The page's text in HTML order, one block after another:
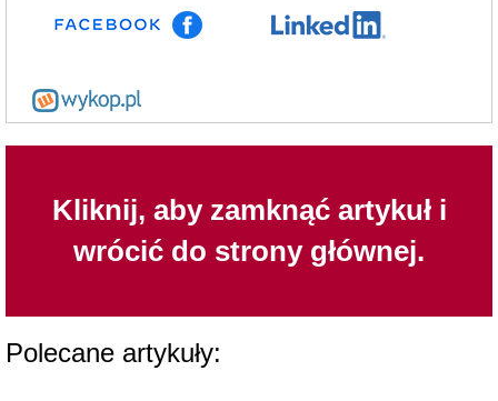
Kliknij, aby zamknąć artykuł i
wrócić do strony głównej.
Polecane artykuły: